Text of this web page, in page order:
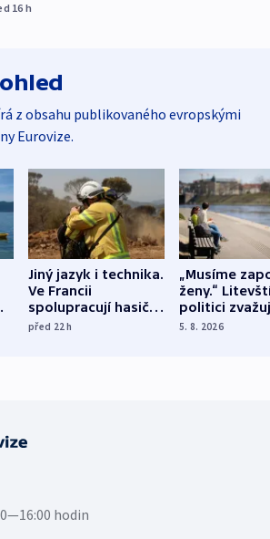
16 h
z obsahu publikovaného evropskými
Eurovize.
Jiný jazyk i technika.
Ve Francii
spolupracují hasiči z
různých zemí
před 22h
„Musíme
ženy.“
politici
dohodu o
5. 8. 2026
hodin